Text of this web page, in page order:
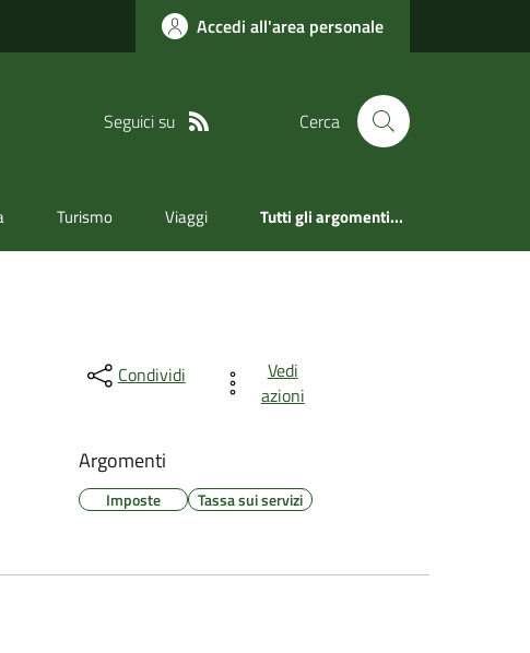
Accedi all'area personale
Seguici su Cerca
Turismo Viaggi Tutti gli argomenti...
Condividi
Vedi
azioni
Argomenti
Imposte Tassa sui servizi